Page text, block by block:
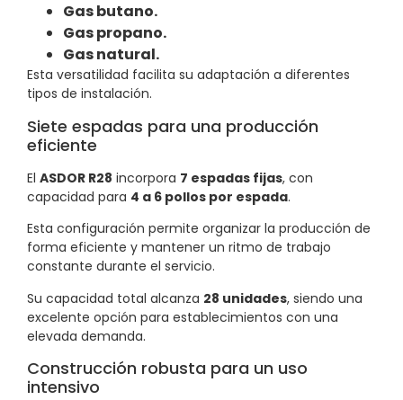
Gas butano.
Gas propano.
Gas natural.
Esta versatilidad facilita su adaptación a diferentes
tipos de instalación.
Siete espadas para una producción
eficiente
El ASDOR R28 incorpora 7 espadas fijas, con
capacidad para 4 a 6 pollos por espada.
Esta configuración permite organizar la producción de
forma eficiente y mantener un ritmo de trabajo
constante durante el servicio.
Su capacidad total alcanza 28 unidades, siendo una
excelente opción para establecimientos con una
elevada demanda.
Construcción robusta para un uso
intensivo